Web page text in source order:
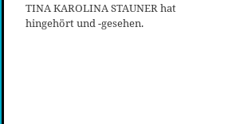
TINA KAROLINA STAUNER hat
hingehört und -gesehen.